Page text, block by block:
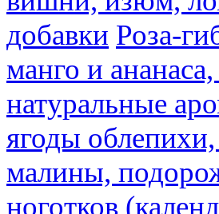
добавки Роза-
манго и
натуральные
ягоды
малины,
ноготков